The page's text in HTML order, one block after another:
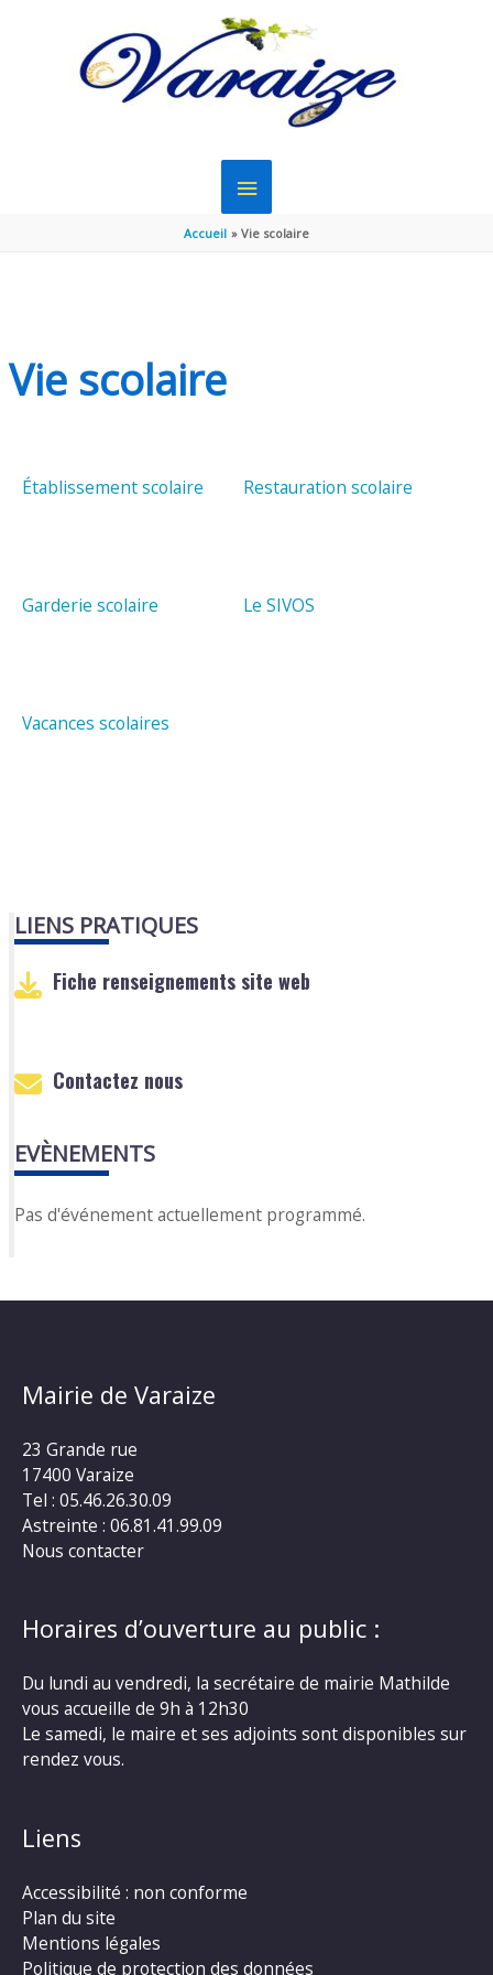
MENU
PRINCIPAL
Accueil Vie scolaire
Vie scolaire
Établissement scolaire Restauration scolaire
Garderie scolaire Le SIVOS
Vacances scolaires
LIENS PRATIQUES
Fiche renseignements site web
Contactez nous
EVÈNEMENTS
Pas d'événement actuellement programmé.
Mairie de Varaize
23 Grande rue
17400 Varaize
Tel : 05.46.26.30.09
Astreinte : 06.81.41.99.09
Nous contacter
Horaires d’ouverture au public :
Du lundi au vendredi, la secrétaire de mairie Mathilde
vous accueille de 9h à 12h30
Le samedi, le maire et ses adjoints sont disponibles sur
rendez vous.
Liens
Accessibilité : non conforme
Plan du site
Mentions légales
Politique de protection des données